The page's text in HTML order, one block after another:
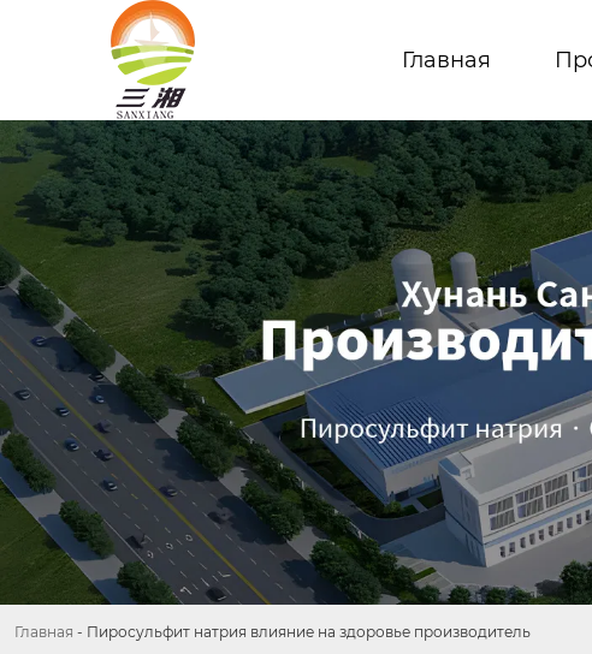
Главная
Главная - Пиросульфит натрия влияние на здоровье производитель